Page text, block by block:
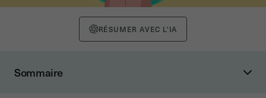
RÉSUMER AVEC L'IA
Sommaire